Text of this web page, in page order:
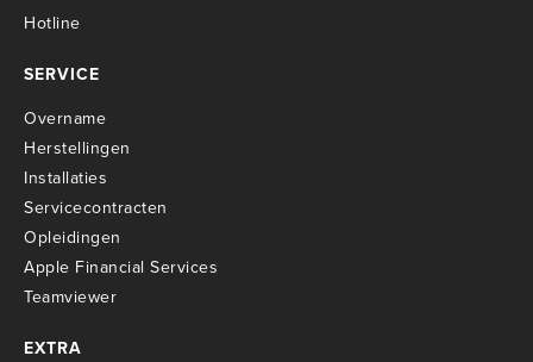
Hotline
SERVICE
Overname
Herstellingen
Installaties
Servicecontracten
Opleidingen
Apple Financial Services
Teamviewer
EXTRA